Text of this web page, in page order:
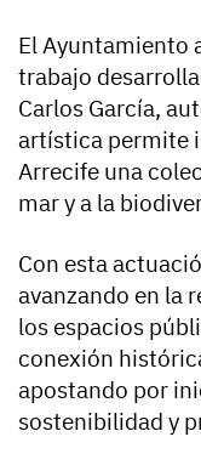
El Ayuntamiento
trabajo
Carlos García,
artística permite
Arrecife una
mar y a la
Con esta
avanzando en la
los espacios
conexión
apostando por
sostenibilidad y